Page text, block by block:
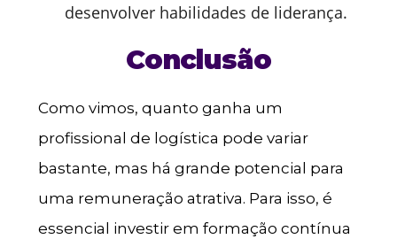
desenvolver habilidades de liderança.
Conclusão
Como vimos, quanto ganha um
profissional de logística pode variar
bastante, mas há grande potencial para
uma remuneração atrativa. Para isso, é
essencial investir em formação contínua